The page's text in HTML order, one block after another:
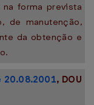
forma prevista
de manutenção,
da obtenção e
20.08.2001, DOU